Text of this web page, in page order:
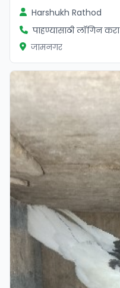
Harshukh Rathod
पाहण्यासाठी लॉगिन करा
जामनगर